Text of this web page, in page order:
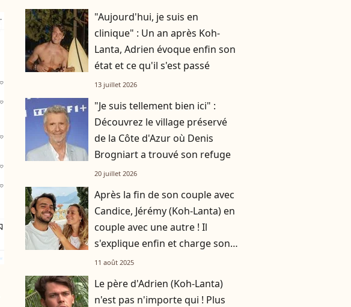
"Aujourd'hui, je suis en
clinique" : Un an après Koh-
Lanta, Adrien évoque enfin son
état et ce qu'il s'est passé
13 juillet 2026
"Je suis tellement bien ici" :
Découvrez le village préservé
de la Côte d'Azur où Denis
Brogniart a trouvé son refuge
20 juillet 2026
Après la fin de son couple avec
Candice, Jérémy (Koh-Lanta) en
couple avec une autre ! Il
s'explique enfin et charge son
ex
11 août 2025
Le père d'Adrien (Koh-Lanta)
n'est pas n'importe qui ! Plus